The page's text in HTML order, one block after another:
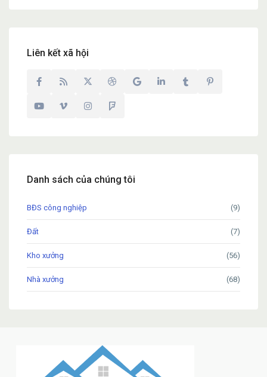
Liên kết xã hội
Danh sách của chúng tôi
BĐS công nghiệp (9)
Đất (7)
Kho xưởng (56)
Nhà xưởng (68)